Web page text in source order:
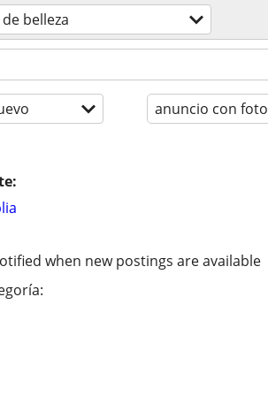
belleza
anuncio con foto
when new postings are available